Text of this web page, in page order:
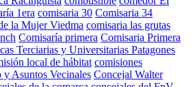
1era comisaria 30 Comisaria 34
la Mujer Viedma comisaria las grutas
Comisaría primera Comisaria Primera
Terciarias y Universitarias Patagones
local de hábitat comisiones
Asuntos Vecinales Concejal Walter